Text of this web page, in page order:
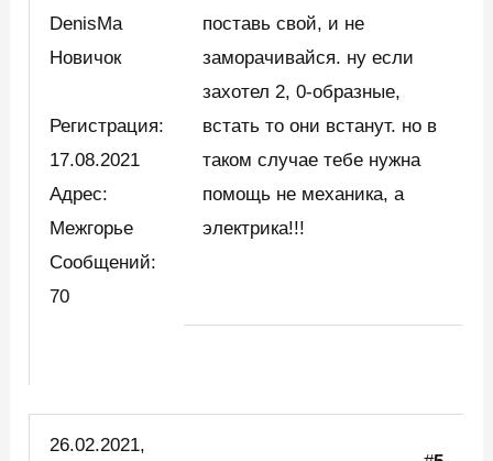
DenisMa
Новичок
Регистрация:
17.08.2021
Адрес:
Межгорье
Сообщений:
70
поставь свой, и не
заморачивайся. ну если
захотел 2, 0-образные,
встать то они встанут. но в
таком случае тебе нужна
помощь не механика, а
электрика!!!
26.02.2021,